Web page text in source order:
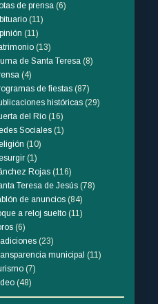
de prensa (6)
(11)
(11)
(13)
de Santa Teresa (8)
(4)
de fiestas (87)
históricas (29)
del Río (16)
Sociales (1)
(10)
(1)
Rojas (116)
Teresa de Jesús (78)
de anuncios (84)
a reloj suelto (11)
(6)
(23)
municipal (11)
(7)
(48)